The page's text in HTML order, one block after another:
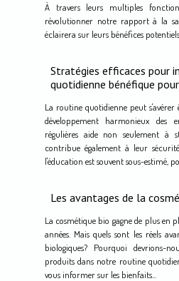
À travers leurs multiples
révolutionner notre rapport à la
éclairera sur leurs bénéfices potentiels
Stratégies efficaces pour
quotidienne bénéfique
La routine quotidienne peut
développement harmonieux des
régulières aide non seulement à
contribue également à leur
l'éducation est souvent sous-estimé,
Les avantages de la
La cosmétique bio gagne de plus en
années. Mais quels sont les réels
biologiques? Pourquoi devrions-
produits dans notre routine
vous informer sur les bienfaits...